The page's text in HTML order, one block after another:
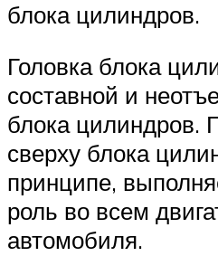
блока цилиндров.
Головка блока
составной и
блока цилиндров.
сверху блока
принципе,
роль во всем
автомобиля.